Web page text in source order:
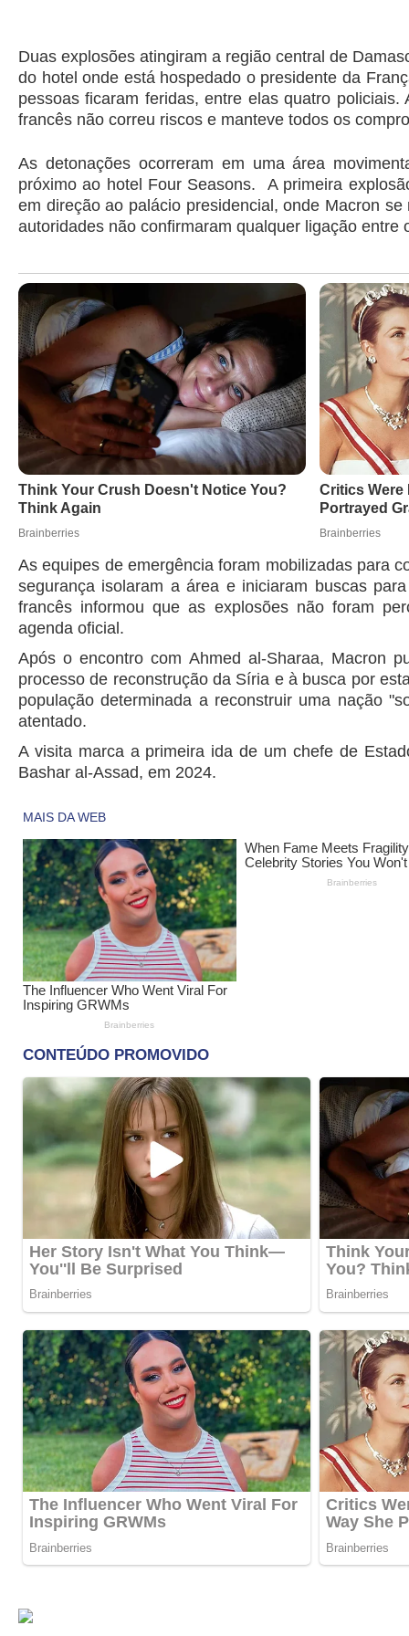
Duas explosões atingiram a região central de
do hotel onde está hospedado o presidente da
pessoas ficaram feridas, entre elas quatro
francês não correu riscos e manteve todos os
As detonações ocorreram em uma área
próximo ao hotel Four Seasons. A primeira
em direção ao palácio presidencial, onde Macron
autoridades não confirmaram qualquer ligação
As equipes de emergência foram mobilizadas para
segurança isolaram a área e iniciaram buscas
francês informou que as explosões não foram
agenda oficial.
Após o encontro com Ahmed al-Sharaa, Macron
processo de reconstrução da Síria e à busca por
população determinada a reconstruir uma nação
atentado.
A visita marca a primeira ida de um chefe de
Bashar al-Assad, em 2024.